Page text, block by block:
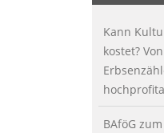
Kann
kostet?
BAföG